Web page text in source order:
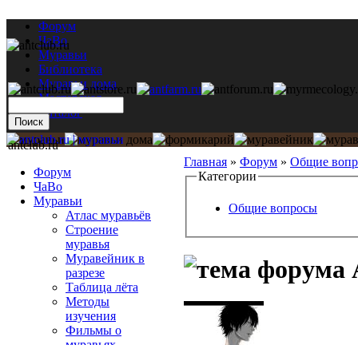
Форум
ЧаВо
Муравьи
Библиотека
Муравьи дома
Мастерская
Каталог
Главная » Форум » Общие
Категории
Общие вопросы
antclub.ru
Форум
ЧаВо
Муравьи
Атлас муравьёв
Строение
муравья
Муравейник в
разрезе
Таблица лёта
Методы
изучения
Фильмы о